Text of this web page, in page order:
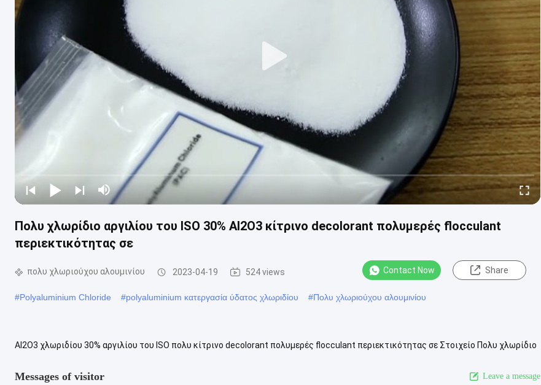
Πολυ χλωρίδιο αργιλίου του ISO 30% Al2O3 κίτρινο decolorant πολυμερές flocculant
περιεκτικότητας σε
πολυ χλωριούχου αλουμινίου 2023-04-19 524 views Contact Now Share
#Polyaluminium Chloride #polyaluminium κατεργασία ύδατος χλωριδίου #Πολυ χλωριούχου αλουμινίου
Al2O3 χλωριδίου 30% αργιλίου του ISO πολυ κίτρινο decolorant πολυμερές flocculant περιεκτικότητας σε Στοιχείο Πολυ χλωρίδιο
Messages of visitor Leave a message